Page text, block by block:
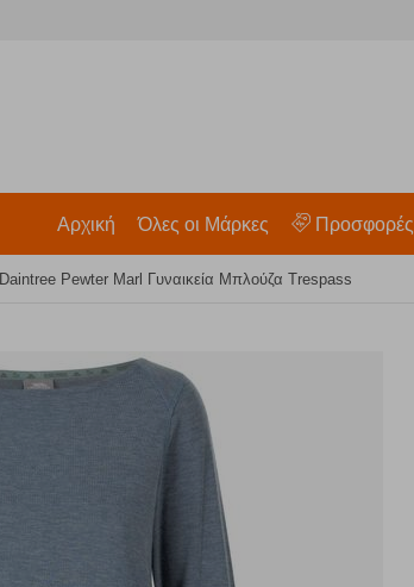
Αρχική Όλες οι Μάρκες Προσφορές
Daintree Pewter Marl Γυναικεία Μπλούζα Trespass